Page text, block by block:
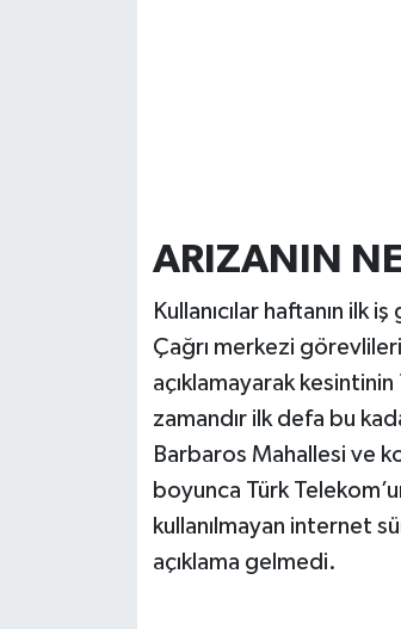
ARIZANIN
Kullanıcılar haftanın ilk
Çağrı merkezi görevlileri
açıklamayarak
zamandır ilk defa bu
Barbaros Mahallesi ve
boyunca Türk
kullanılmayan internet
açıklama gelmedi.